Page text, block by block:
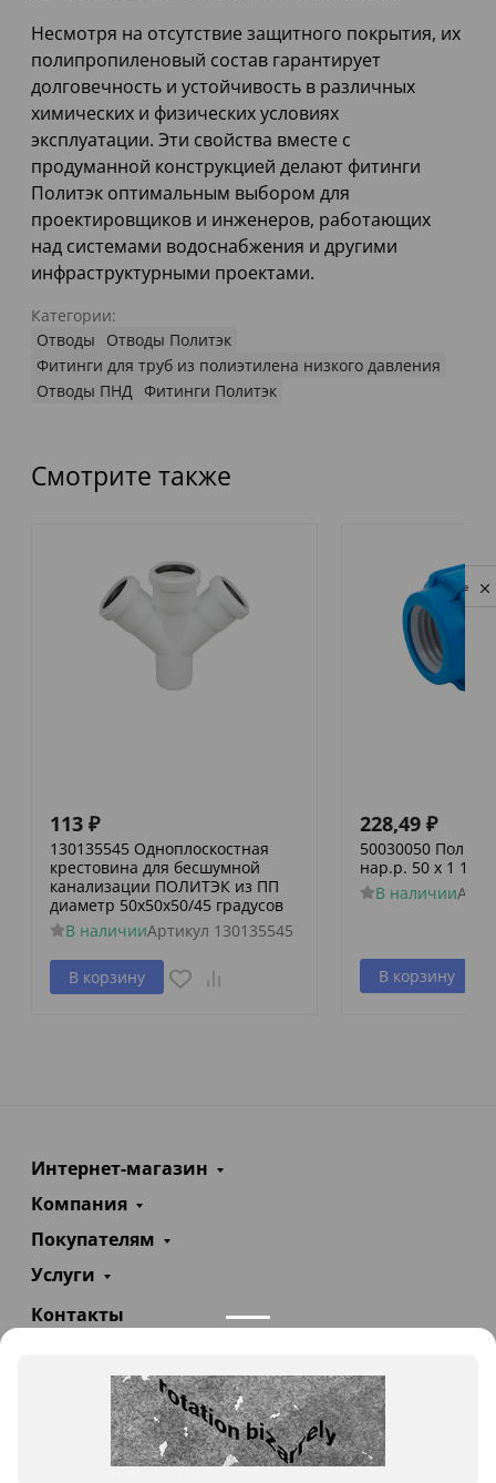
Несмотря на отсутствие защитного покрытия, их
полипропиленовый состав гарантирует
долговечность и устойчивость в различных
химических и физических условиях
эксплуатации. Эти свойства вместе с
продуманной конструкцией делают фитинги
Политэк оптимальным выбором для
проектировщиков и инженеров, работающих
над системами водоснабжения и другими
инфраструктурными проектами.
Категории:
Отводы
Отводы Политэк
Фитинги для труб из полиэтилена низкого давления
Отводы ПНД Фитинги Политэк
Смотрите также
113 ₽
130135545 Одноплоскостная
крестовина для бесшумной
канализации ПОЛИТЭК из ПП
диаметр 50х50х50/45 градусов
В наличииАртикул 130135545
В корзину
228,49 ₽
50030050
нар.р. 50 х 1 1/2
В наличии
В корзину
Интернет-магазин
Компания
Покупателям
Услуги
Контакты
info@teploexpert.com
Пн—Сб 09:00 – 18:00
Privacy notice